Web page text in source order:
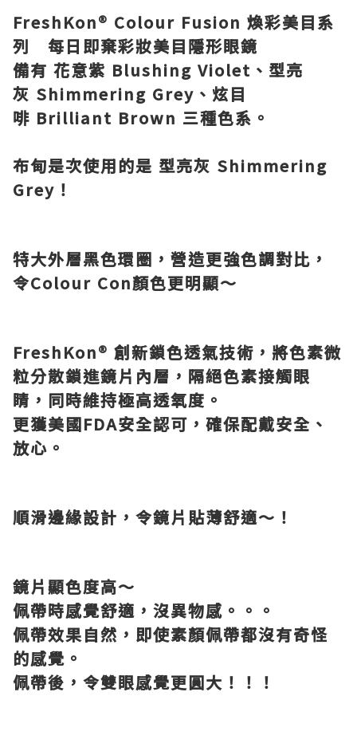
FreshKon® Colour Fusion 煥彩美目系
列 每日即棄彩妝美目隱形眼鏡
備有 花意紫 Blushing Violet 、型亮
灰 Shimmering Grey 、炫目
啡 Brilliant Brown 三種色系。
布甸是次使用的是 型亮灰 Shimmering
Grey ！
特大外層黑色環圈，營造更強色調對比，
令Colour Con顏色更明顯～
FreshKon® 創新鎖色透氣技術，將色素微
粒分散鎖進鏡片內層，隔絕色素接觸眼
睛 ，同時維持極高透氧度 。
更獲美國FDA安全認可，確保配戴安全、
放心。
順滑邊緣設計，令鏡片貼薄舒適～！
鏡片顯色度高～
佩帶時感覺舒適，沒異物感。。。
佩帶效果自然，即使素顏佩帶都沒有奇怪
的感覺。
佩帶後，令雙眼感覺更圓大！！！